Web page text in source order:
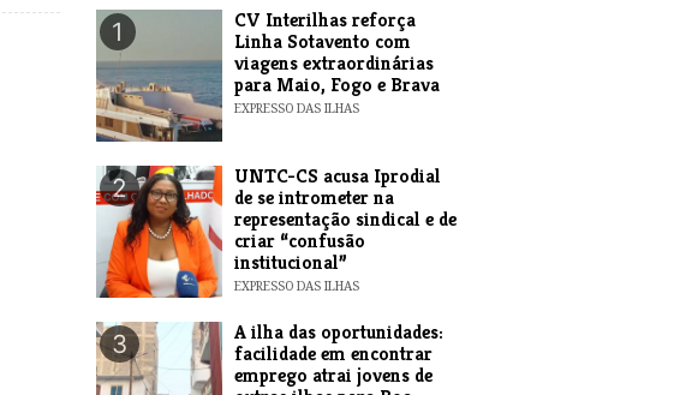
1
​CV Interilhas reforça
Linha Sotavento com
viagens extraordinárias
para Maio, Fogo e Brava
EXPRESSO DAS ILHAS
2
UNTC-CS acusa Iprodial
de se intrometer na
representação sindical e de
criar “confusão
institucional”
EXPRESSO DAS ILHAS
3
A ilha das oportunidades:
facilidade em encontrar
emprego atrai jovens de